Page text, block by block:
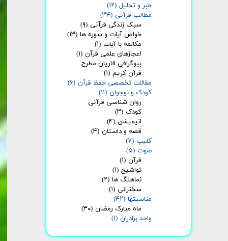
خبر و تحلیل (۱۲)
مطالب قرآنی (۳۴)
سبک زندگی قرآنی (۹)
خواص آیات و سوره ها (۱۳)
مکالمه با آیات (۱)
اعجازهای علمی قرآن (۱)
بیوگرافی قاریان مطرح
قرآن کریم (۱)
مقالات تخصصی حفظ قرآن (۶)
کودک و نوجوان (۱۱)
روان شناسی قرآنی
کودک (۳)
انیمیشن (۴)
قصه و داستان (۴)
کلیپ (۷)
صوت (۵)
قرآن (۱)
تواشیح (۱)
نماهنگ ها (۲)
سخنرانی (۱)
مناسبتها (۴۲)
ماه مبارک رمضان (۳۰)
واحد برادران (۱)